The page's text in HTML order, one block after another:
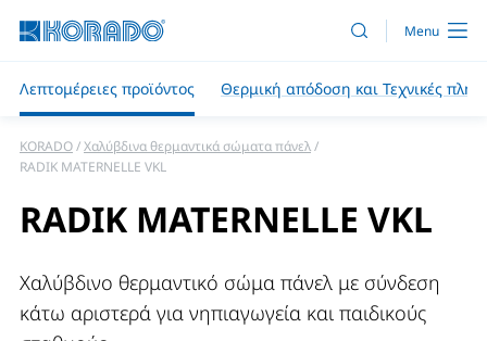
Λεπτομέρειες προϊόντος Θερμική απόδοση και Τεχνικές
KORADO Χαλύβδινα θερμαντικά σώματα πάνελ
RADIK MATERNELLE VKL
RADIK MATERNELLE VKL
Χαλύβδινο θερμαντικό σώμα πάνελ με σύνδεση
κάτω αριστερά για νηπιαγωγεία και παιδικούς